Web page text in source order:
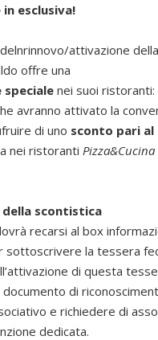
esclusiva!
attivazione
offre una
speciale nei suoi ristoranti:
avranno attivato la
di uno sconto pari al
nei ristoranti
scontistica
recarsi al box
sottoscrivere la tessera
di questa
di
e richiedere di
dedicata.